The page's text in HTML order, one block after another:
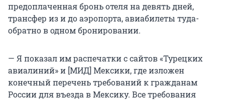
предоплаченная бронь отеля на девять дней,
трансфер из и до аэропорта, авиабилеты туда-
обратно в одном бронировании.
— Я показал им распечатки с сайтов «Турецких
авиалиний» и [МИД] Мексики, где изложен
конечный перечень требований к гражданам
России для въезда в Мексику. Все требования